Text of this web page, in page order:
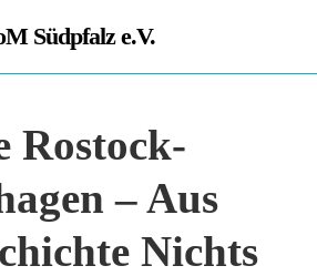
Südpfalz e.V.
Rostock-
– Aus
Nichts